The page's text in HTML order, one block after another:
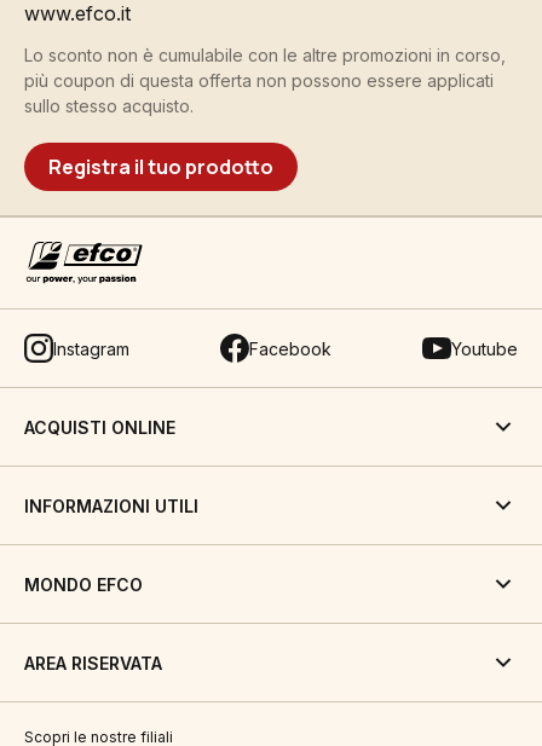
www.efco.it
Lo sconto non è cumulabile con le altre promozioni in corso,
più coupon di questa offerta non possono essere applicati
sullo stesso acquisto.
Registra il tuo prodotto
Instagram Facebook Youtube
ACQUISTI ONLINE
INFORMAZIONI UTILI
MONDO EFCO
AREA RISERVATA
Scopri le nostre filiali